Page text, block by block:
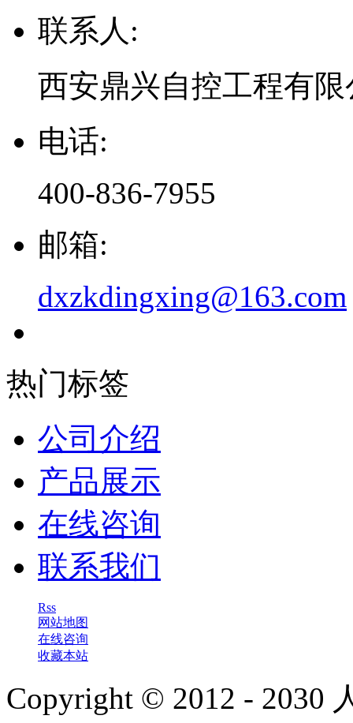
联系人:
西安鼎兴自控工程有限
电话:
400-836-7955
邮箱:
dxzkdingxing@163.com
热门标签
公司介绍
产品展示
在线咨询
联系我们
Rss
网站地图
在线咨询
收藏本站
Copyright © 2012 - 2030